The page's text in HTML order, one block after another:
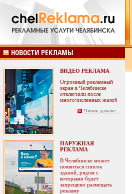
ВИДЕО РЕКЛАМА
Огромный рекламный
экран в Челябинске
отключили после
многочисленных жалоб
Читать дальше...
НАРУЖНАЯ
РЕКЛАМА
В Челябинске может
появиться список
зданий, рядом с
которыми будет
запрещено размещать
рекламу